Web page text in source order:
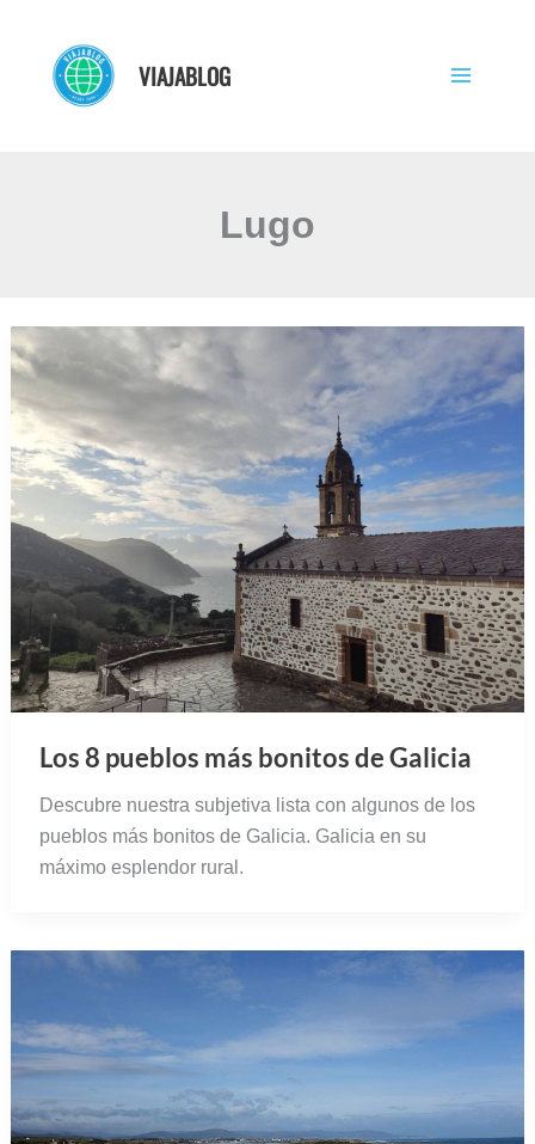
contenido
VIAJABLOG
Lugo
Los 8 pueblos más bonitos de Galicia
Descubre nuestra subjetiva lista con algunos de los
pueblos más bonitos de Galicia. Galicia en su
máximo esplendor rural.